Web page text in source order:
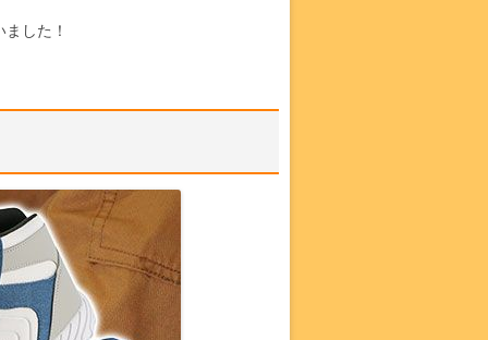
した！